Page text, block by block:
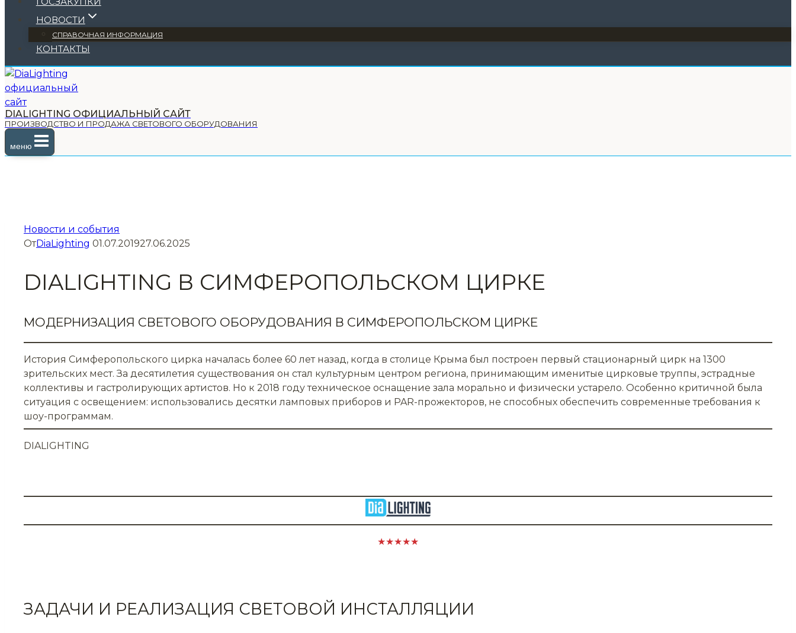
НОВОСТИ
СПРАВОЧНАЯ ИНФОРМАЦИЯ
КОНТАКТЫ
DIALIGHTING ОФИЦИАЛЬНЫЙ САЙТ
ПРОИЗВОДСТВО И ПРОДАЖА СВЕТОВОГО ОБОРУДОВАНИЯ
меню
Новости и события
ОтDiaLighting 01.07.201927.06.2025
DIALIGHTING В СИМФЕРОПОЛЬСКОМ ЦИРКЕ
МОДЕРНИЗАЦИЯ СВЕТОВОГО ОБОРУДОВАНИЯ В СИМФЕРОПОЛЬСКОМ ЦИРКЕ
История Симферопольского цирка началась более 60 лет назад, когда в столице Крыма был построен первый стационарный цирк на 1300
зрительских мест. За десятилетия существования он стал культурным центром региона, принимающим именитые цирковые труппы, эстрадные
коллективы и гастролирующих артистов. Но к 2018 году техническое оснащение зала морально и физически устарело. Особенно критичной была
ситуация с освещением: использовались десятки ламповых приборов и PAR-прожекторов, не способных обеспечить современные требования к
шоу-программам.
DIALIGHTING
★★★★★
ЗАДАЧИ И РЕАЛИЗАЦИЯ СВЕТОВОЙ ИНСТАЛЛЯЦИИ